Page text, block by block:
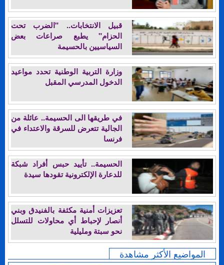
قبيل الانتخابات.. "الضرب تحت
الحزام" يطبع صراعات بعض
السياسيين بالحسيمة
وزارة التربية الوطنية تحدد مواعيد
الدخول المدرسي المقبل
في طريقها الى الحسيمة.. عائلة من
الجالية تتعرض للسرقة والاعتداء في
فرنسا
الحسيمة.. تأييد حبس أفراد شبكة
للدعارة الإلكترونية تقودها سيدة
تعزيزات أمنية مكثفة بالفنيدق وبني
أنصار لإحباط أي محاولات للتسلل
نحو سبتة ومليلية
المواضيع الأكثر مشاهدة